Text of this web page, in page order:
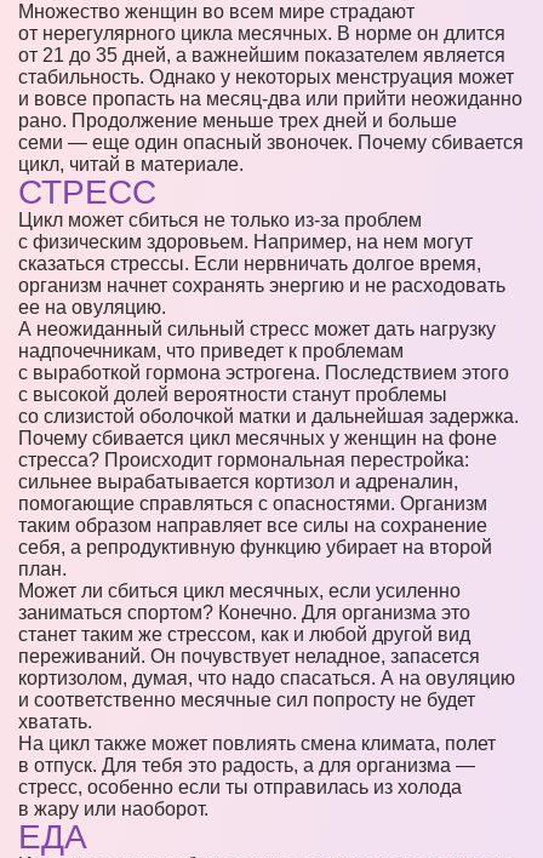
Множество женщин во всем мире страдают
от нерегулярного цикла месячных. В норме он длится
от 21 до 35 дней, а важнейшим показателем является
стабильность. Однако у некоторых менструация может
и вовсе пропасть на месяц-два или прийти неожиданно
рано. Продолжение меньше трех дней и больше
семи — еще один опасный звоночек. Почему сбивается
цикл, читай в материале.
СТРЕСС
Цикл может сбиться не только из-за проблем
с физическим здоровьем. Например, на нем могут
сказаться стрессы. Если нервничать долгое время,
организм начнет сохранять энергию и не расходовать
ее на овуляцию.
А неожиданный сильный стресс может дать нагрузку
надпочечникам, что приведет к проблемам
с выработкой гормона эстрогена. Последствием этого
с высокой долей вероятности станут проблемы
со слизистой оболочкой матки и дальнейшая задержка.
Почему сбивается цикл месячных у женщин на фоне
стресса? Происходит гормональная перестройка:
сильнее вырабатывается кортизол и адреналин,
помогающие справляться с опасностями. Организм
таким образом направляет все силы на сохранение
себя, а репродуктивную функцию убирает на второй
план.
Может ли сбиться цикл месячных, если усиленно
заниматься спортом? Конечно. Для организма это
станет таким же стрессом, как и любой другой вид
переживаний. Он почувствует неладное, запасется
кортизолом, думая, что надо спасаться. А на овуляцию
и соответственно месячные сил попросту не будет
хватать.
На цикл также может повлиять смена климата, полет
в отпуск. Для тебя это радость, а для организма —
стресс, особенно если ты отправилась из холода
в жару или наоборот.
ЕДА